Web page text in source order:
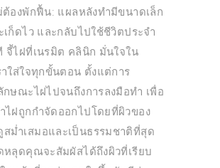
ต้องพักฟื้น: แผลหลังทำมีขนาดเล็ก
เก็ดไว และกลับไปใช้ชีวิตประจำ
จี้ไฝที่เนรมิต คลินิก มั่นใจใน
าใส่ใจทุกขั้นตอน ตั้งแต่การ
กษณะไฝไปจนถึงการลงมือทำ เพื่อ
ไฝถูกกำจัดออกไปโดยที่ผิวของ
ม่ำเสมอและเป็นธรรมชาติที่สุด
หลุดคุณจะสัมผัสได้ถึงผิวที่เรียบ